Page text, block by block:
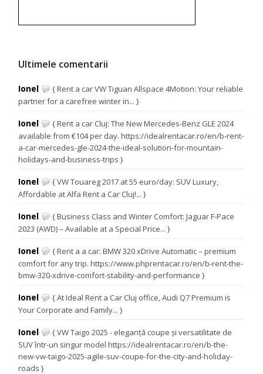
Ultimele comentarii
Ionel
{ Rent a car VW Tiguan Allspace 4Motion: Your reliable
partner for a carefree winter in... }
Ionel
{ Rent a car Cluj: The New Mercedes-Benz GLE 2024
available from €104 per day. https://idealrentacar.ro/en/b-rent-
a-car-mercedes-gle-2024-the-ideal-solution-for-mountain-
holidays-and-business-trips }
Ionel
{ VW Touareg 2017 at 55 euro/day: SUV Luxury,
Affordable at Alfa Rent a Car Cluj!... }
Ionel
{ Business Class and Winter Comfort: Jaguar F-Pace
2023 (AWD) – Available at a Special Price... }
Ionel
{ Rent a a car: BMW 320 xDrive Automatic – premium
comfort for any trip. https://www.phprentacar.ro/en/b-rent-the-
bmw-320-xdrive-comfort-stability-and-performance }
Ionel
{ At Ideal Rent a Car Cluj office, Audi Q7 Premium is
Your Corporate and Family... }
Ionel
{ VW Taigo 2025 - eleganță coupe și versatilitate de
SUV într-un singur model https://idealrentacar.ro/en/b-the-
new-vw-taigo-2025-agile-suv-coupe-for-the-city-and-holiday-
roads }